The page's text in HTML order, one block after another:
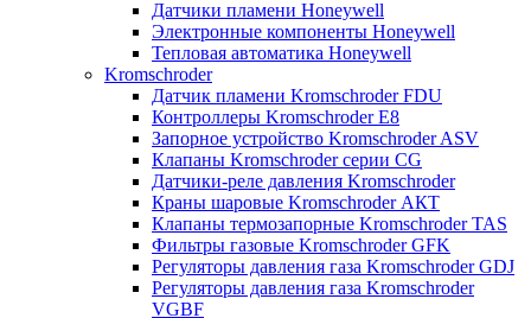
Датчики пламени Honeywell
Электронные компоненты Honeywell
Тепловая автоматика Honeywell
Kromschroder
Датчик пламени Kromschroder FDU
Контроллеры Kromschroder E8
Запорное устройство Kromschroder ASV
Клапаны Kromschroder серии CG
Датчики-реле давления Kromschroder
Краны шаровые Kromschroder АКТ
Клапаны термозапорные Kromschroder TAS
Фильтры газовые Kromschroder GFK
Регуляторы давления газа Kromschroder GDJ
Регуляторы давления газа Kromschroder
VGBF